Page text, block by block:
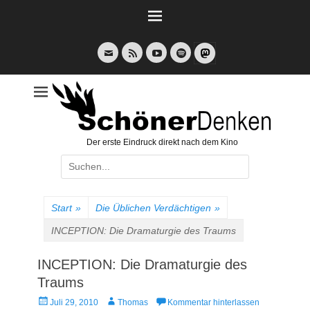
E-
Mail
Feed YouTubeSpotify
Der erste Eindruck direkt nach dem Kino
Suche
nach:
Start » Die Üblichen Verdächtigen »
INCEPTION: Die Dramaturgie des Traums
INCEPTION: Die Dramaturgie des
Traums
Veröffentlicht
Juli 29, 2010 AutorThomas Kommentar hinterlassen